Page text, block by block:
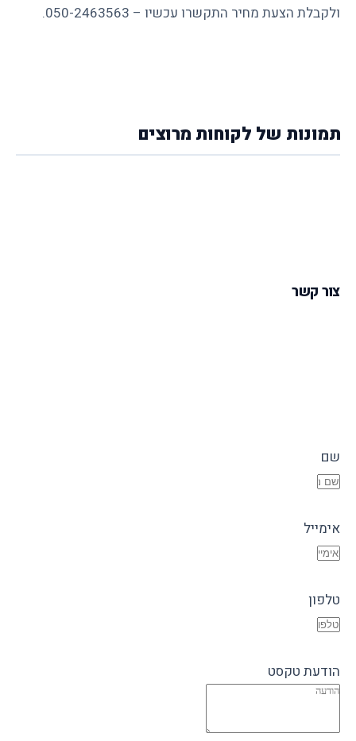
ולקבלת הצעת מחיר התקשרו עכשיו – 050-2463563
.
תמונות של לקוחות מרוצים
צור קשר
שם
אימייל
טלפון
הודעת טקסט